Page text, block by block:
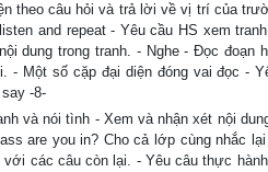
theo câu hỏi và trả lời về vị trí của
and repeat - Yêu cầu HS xem
dung trong tranh. - Nghe - Đọc đoạn
Một số cặp đại diện đóng vai đọc -
-8-
và nói tình - Xem và nhận xét nội
are you in? Cho cả lớp cùng nhắc
các câu còn lại. - Yêu câu thực